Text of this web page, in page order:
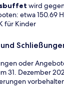
wird
etwa 150.69
für Kinder
oder
31. Dezember